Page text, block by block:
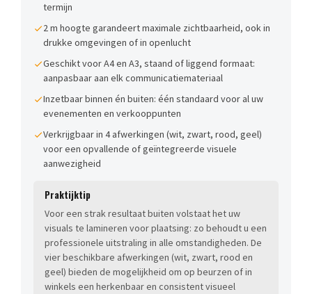
termijn
2 m hoogte garandeert maximale zichtbaarheid, ook in
drukke omgevingen of in openlucht
Geschikt voor A4 en A3, staand of liggend formaat:
aanpasbaar aan elk communicatiemateriaal
Inzetbaar binnen én buiten: één standaard voor al uw
evenementen en verkooppunten
Verkrijgbaar in 4 afwerkingen (wit, zwart, rood, geel)
voor een opvallende of geïntegreerde visuele
aanwezigheid
Praktijktip
Voor een strak resultaat buiten volstaat het uw
visuals te lamineren voor plaatsing: zo behoudt u een
professionele uitstraling in alle omstandigheden. De
vier beschikbare afwerkingen (wit, zwart, rood en
geel) bieden de mogelijkheid om op beurzen of in
winkels een herkenbaar en consistent visueel